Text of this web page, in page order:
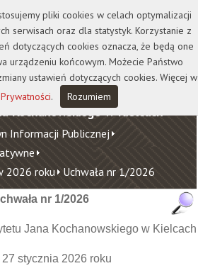
Biblioteka
Wydawnictwo
Kochanowskiego w Kielcach
Informacji Publicznej
2026 roku Uchwała nr 1/2026
nr 1/2026
Jana Kochanowskiego w Kielcach
stycznia 2026 roku
pliki cookies w celach optymalizacji
serwisach oraz dla statystyk. Korzystanie z
dotyczących cookies oznacza, że będą one
urządzeniu końcowym. Możecie Państwo
ustawień dotyczących cookies. Więcej w
. Rozumiem